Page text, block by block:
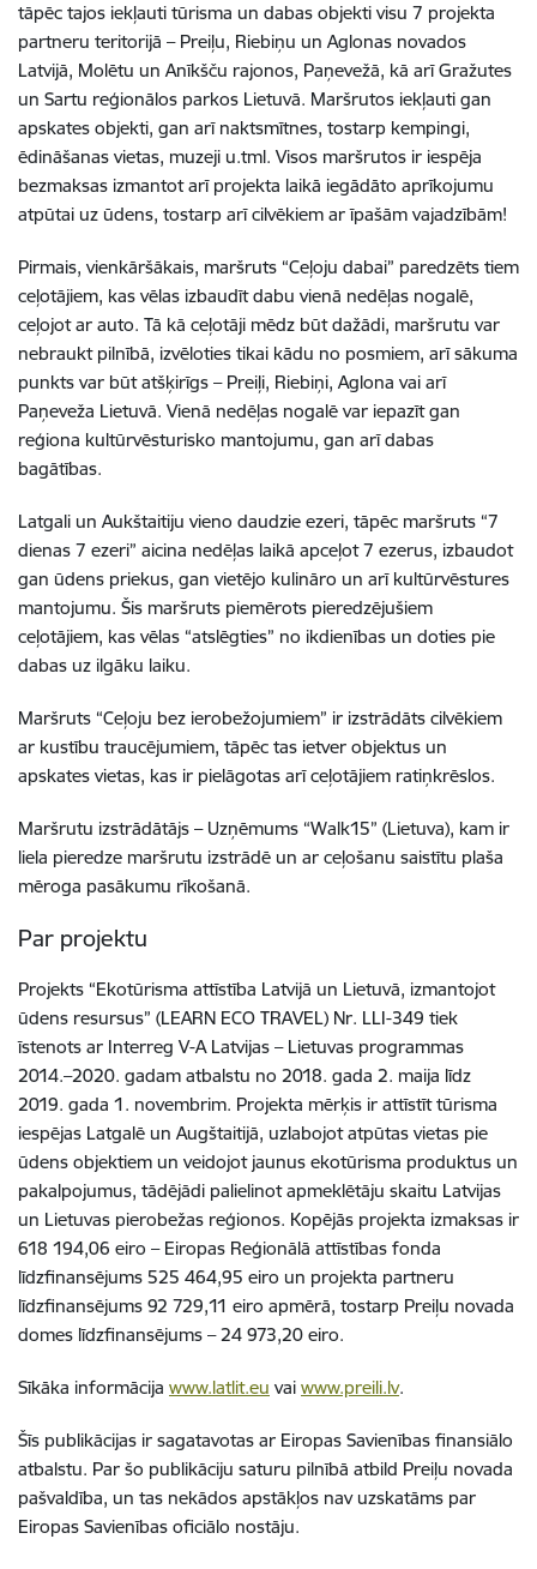
tāpēc tajos iekļauti tūrisma un dabas objekti visu 7 projekta
partneru teritorijā – Preiļu, Riebiņu un Aglonas novados
Latvijā, Molētu un Anīkšču rajonos, Paņevežā, kā arī Gražutes
un Sartu reģionālos parkos Lietuvā. Maršrutos iekļauti gan
apskates objekti, gan arī naktsmītnes, tostarp kempingi,
ēdināšanas vietas, muzeji u.tml. Visos maršrutos ir iespēja
bezmaksas izmantot arī projekta laikā iegādāto aprīkojumu
atpūtai uz ūdens, tostarp arī cilvēkiem ar īpašām vajadzībām!
Pirmais, vienkāršākais, maršruts “Ceļoju dabai” paredzēts tiem
ceļotājiem, kas vēlas izbaudīt dabu vienā nedēļas nogalē,
ceļojot ar auto. Tā kā ceļotāji mēdz būt dažādi, maršrutu var
nebraukt pilnībā, izvēloties tikai kādu no posmiem, arī sākuma
punkts var būt atšķirīgs – Preiļi, Riebiņi, Aglona vai arī
Paņeveža Lietuvā. Vienā nedēļas nogalē var iepazīt gan
reģiona kultūrvēsturisko mantojumu, gan arī dabas
bagātības.
Latgali un Aukštaitiju vieno daudzie ezeri, tāpēc maršruts “7
dienas 7 ezeri” aicina nedēļas laikā apceļot 7 ezerus, izbaudot
gan ūdens priekus, gan vietējo kulināro un arī kultūrvēstures
mantojumu. Šis maršruts piemērots pieredzējušiem
ceļotājiem, kas vēlas “atslēgties” no ikdienības un doties pie
dabas uz ilgāku laiku.
Maršruts “Ceļoju bez ierobežojumiem” ir izstrādāts cilvēkiem
ar kustību traucējumiem, tāpēc tas ietver objektus un
apskates vietas, kas ir pielāgotas arī ceļotājiem ratiņkrēslos.
Maršrutu izstrādātājs – Uzņēmums “Walk15” (Lietuva), kam ir
liela pieredze maršrutu izstrādē un ar ceļošanu saistītu plaša
mēroga pasākumu rīkošanā.
Par projektu
Projekts “Ekotūrisma attīstība Latvijā un Lietuvā, izmantojot
ūdens resursus” (LEARN ECO TRAVEL) Nr. LLI-349 tiek
īstenots ar Interreg V-A Latvijas – Lietuvas programmas
2014.–2020. gadam atbalstu no 2018. gada 2. maija līdz
2019. gada 1. novembrim. Projekta mērķis ir attīstīt tūrisma
iespējas Latgalē un Augštaitijā, uzlabojot atpūtas vietas pie
ūdens objektiem un veidojot jaunus ekotūrisma produktus un
pakalpojumus, tādējādi palielinot apmeklētāju skaitu Latvijas
un Lietuvas pierobežas reģionos. Kopējās projekta izmaksas ir
618 194,06 eiro – Eiropas Reģionālā attīstības fonda
līdzfinansējums 525 464,95 eiro un projekta partneru
līdzfinansējums 92 729,11 eiro apmērā, tostarp Preiļu novada
domes līdzfinansējums – 24 973,20 eiro.
Sīkāka informācija www.latlit.eu vai www.preili.lv.
Šīs publikācijas ir sagatavotas ar Eiropas Savienības finansiālo
atbalstu. Par šo publikāciju saturu pilnībā atbild Preiļu novada
pašvaldība, un tas nekādos apstākļos nav uzskatāms par
Eiropas Savienības oficiālo nostāju.